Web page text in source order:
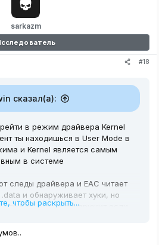
sarkazm
#18
сказал(а):
в режим драйвера Kernel
ты находишься в User Mode в
и Kernel является самым
в системе
следы драйвера и EAC читает
и обнаруживает хуки, но
что EAC его не обнаружит если
драйвера под анти чит а
теже самые что запрещены в
чтобы раскрыть...